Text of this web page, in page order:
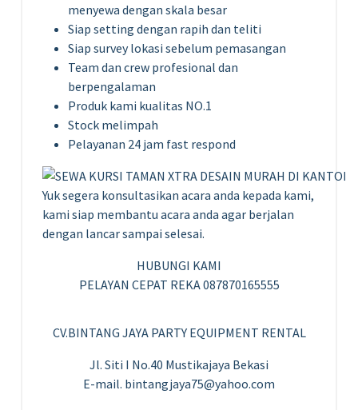
menyewa dengan skala besar
Siap setting dengan rapih dan teliti
Siap survey lokasi sebelum pemasangan
Team dan crew profesional dan
berpengalaman
Produk kami kualitas NO.1
Stock melimpah
Pelayanan 24 jam fast respond
Yuk segera konsultasikan acara anda kepada kami,
kami siap membantu acara anda agar berjalan
dengan lancar sampai selesai.
HUBUNGI KAMI
PELAYAN CEPAT REKA 087870165555
CV.BINTANG JAYA PARTY EQUIPMENT RENTAL
Jl. Siti I No.40 Mustikajaya Bekasi
E-mail. bintangjaya75@yahoo.com